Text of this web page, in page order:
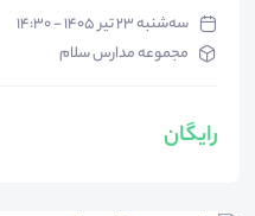
سه‌شنبه ۲۳ تیر ۱۴۰۵ - ۱۴:۳۰
مجموعه مدارس سلام
رایگان